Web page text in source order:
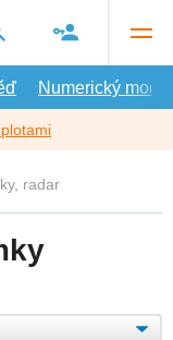
Numerický model
radar